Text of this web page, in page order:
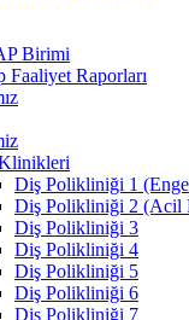
Birimi
Faaliyet Raporları
Diş Polikliniği 1
Diş Polikliniği 2 (Acil
Diş Polikliniği 3
Diş Polikliniği 4
Diş Polikliniği 5
Diş Polikliniği 6
Diş Polikliniği 7